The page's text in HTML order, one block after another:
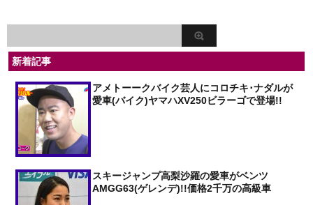
新着記事
アメトーークバイク芸人にコロチキ･ナダルが
愛車(バイク)ヤマハXV250ビラーゴで登場!!
スキージャンプ高梨沙羅の愛車がベンツ
AMGG63(ゲレンデ)!!価格2千万の高級車